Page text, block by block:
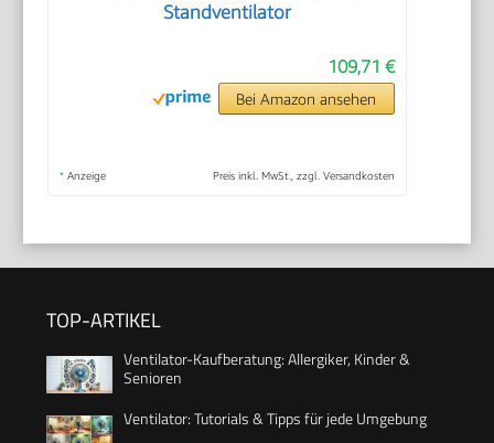
Standventilator
109,71 €
Bei Amazon ansehen
* Anzeige Preis inkl. MwSt., zzgl. Versandkosten
TOP-ARTIKEL
Ventilator-Kaufberatung: Allergiker, Kinder &
Senioren
Ventilator: Tutorials & Tipps für jede Umgebung